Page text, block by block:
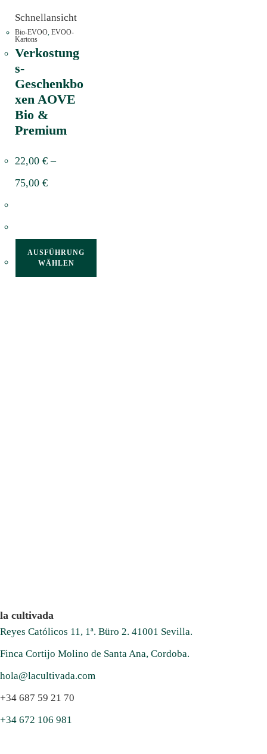
Schnellansicht
Bio-EVOO, EVOO-
Kartons
Verkostung
s-
Geschenkbo
xen AOVE
Bio &
Premium
22,00 € –
75,00 €
AUSFÜHRUNG
WÄHLEN
la cultivada
Reyes Católicos 11, 1ª. Büro 2. 41001 Sevilla.
Finca Cortijo Molino de Santa Ana, Cordoba.
hola@lacultivada.com
+34 687 59 21 70
+34 672 106 981